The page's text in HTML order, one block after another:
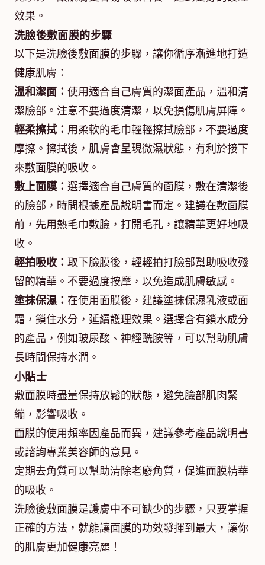
效果。
洗臉後敷面膜的步驟
以下是洗臉後敷面膜的步驟，讓你循序漸進地打造
健康肌膚：
溫和潔面： 使用適合自己膚質的潔面產品，溫和清
潔臉部。注意不要過度清潔，以免損傷肌膚屏障。
輕柔擦拭： 用柔軟的毛巾輕輕擦拭臉部，不要過度
摩擦。擦拭後，肌膚會呈現微濕狀態，有利於接下
來敷面膜的吸收。
敷上面膜： 選擇適合自己膚質的面膜，敷在清潔後
的臉部，時間根據產品說明書而定。建議在敷面膜
前，先用熱毛巾敷臉，打開毛孔，讓精華更好地吸
收。
輕拍吸收： 取下臉膜後，輕輕拍打臉部幫助吸收殘
留的精華。不要過度按摩，以免造成肌膚敏感。
塗抹保濕： 在使用面膜後，建議塗抹保濕乳液或面
霜，鎖住水分，延續護理效果。選擇含有鎖水成分
的產品，例如玻尿酸、神經酰胺等，可以幫助肌膚
長時間保持水潤。
小貼士
敷面膜時盡量保持放鬆的狀態，避免臉部肌肉緊
繃，影響吸收。
面膜的使用頻率因產品而異，建議參考產品說明書
或諮詢專業美容師的意見。
定期去角質可以幫助清除老廢角質，促進面膜精華
的吸收。
洗臉後敷面膜是護膚中不可缺少的步驟，只要掌握
正確的方法，就能讓面膜的功效發揮到最大，讓你
的肌膚更加健康亮麗！